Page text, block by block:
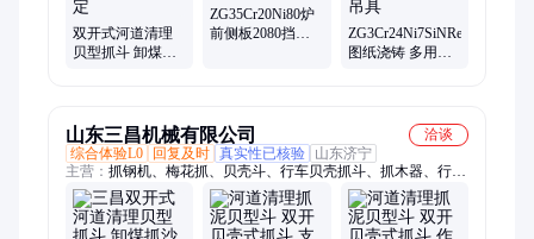
双开式河道清理
贝型抓斗 卸煤抓
ZG35Cr20Ni80炉
前侧板2080挡板
ZG3Cr24Ni7SiNRe
图纸浇铸 多用炉
山东三昌机械有限公司
洽谈
综合体验L0
回复及时 真实性已核验
山东济宁
主营： 抓钢机、梅花抓、贝壳斗、行车贝壳抓斗、抓木器、行车
抓、行车棉花抓、行车梅花抓、挖机贝壳斗、旋转抓钢机、机械
抓钢机、挖机配件、抓木机